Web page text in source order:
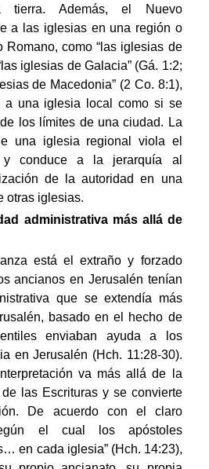
tierra. Además, el Nuevo
a las iglesias en una región o
Romano, como “las iglesias de
iglesias de Galacia” (Gá. 1:2;
de Macedonia” (2 Co. 8:1),
a una iglesia local como si se
los límites de una ciudad. La
una iglesia regional viola el
y conduce a la jerarquía al
de la autoridad en una
otras iglesias.
administrativa más allá de
está el extraño y forzado
ancianos en Jerusalén tenían
que se extendía más
basado en el hecho de
enviaban ayuda a los
en Jerusalén (Hch. 11:28-30).
va más allá de la
las Escrituras y se convierte
De acuerdo con el claro
el cual los apóstoles
en cada iglesia” (Hch. 14:23),